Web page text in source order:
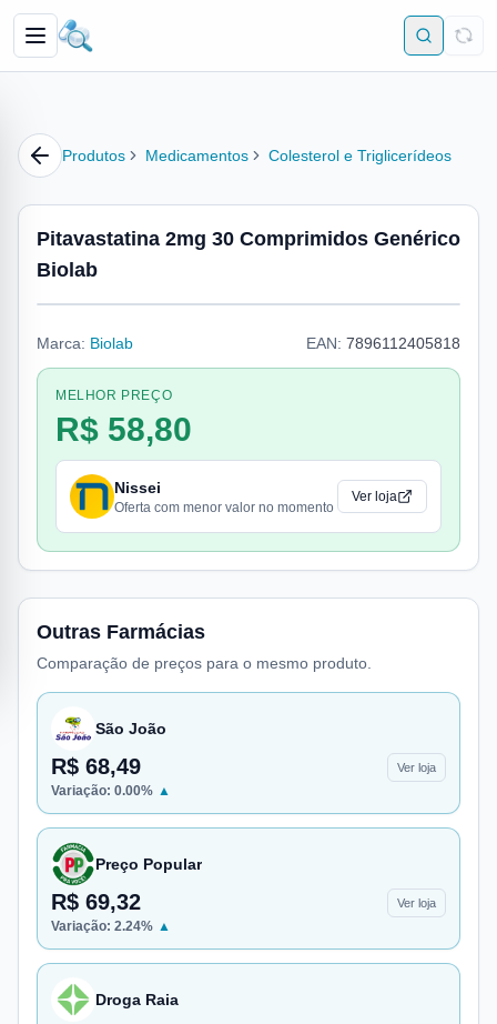
Produtos Medicamentos Colesterol e Triglicerídeos
Pitavastatina 2mg 30 Comprimidos Genérico
Biolab
Marca: Biolab EAN: 7896112405818
MELHOR PREÇO
R$ 58,80
Nissei
Oferta com menor valor no momento
Ver loja
Outras Farmácias
Comparação de preços para o mesmo produto.
São João
R$ 68,49 Ver loja
Variação: 0.00% ▲
Preço Popular
R$ 69,32 Ver loja
Variação: 2.24% ▲
Droga Raia